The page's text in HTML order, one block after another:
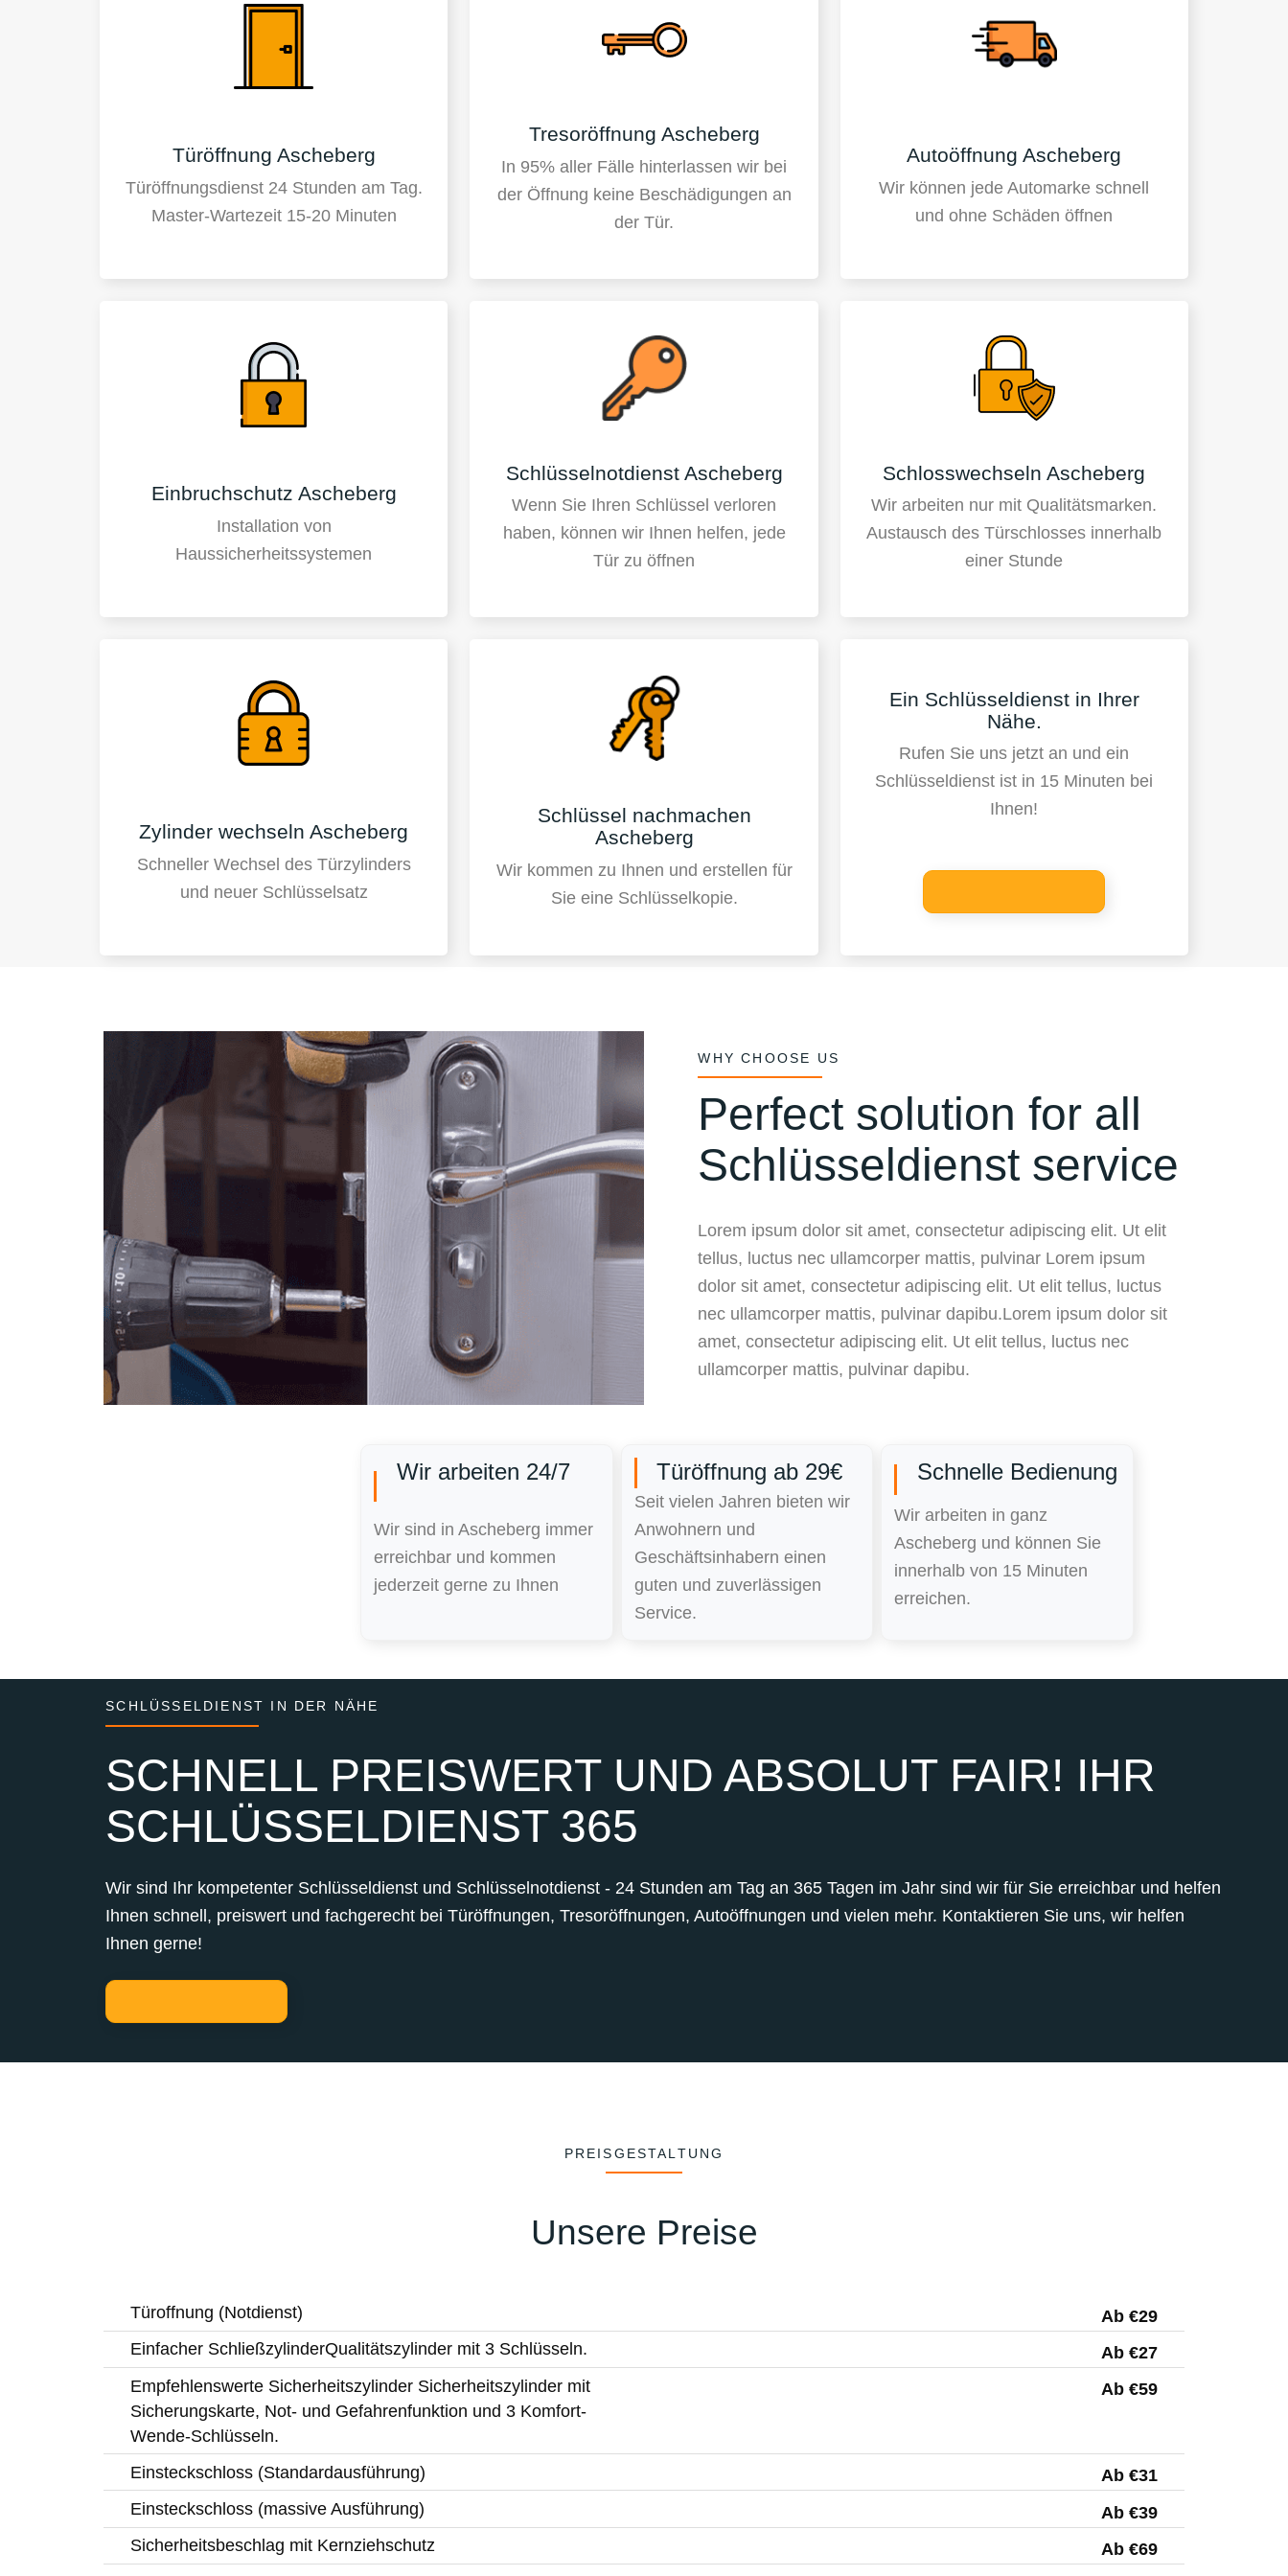
Türöffnung Ascheberg
Türöffnungsdienst 24 Stunden am Tag.
Master-Wartezeit 15-20 Minuten
Tresoröffnung Ascheberg
In 95% aller Fälle hinterlassen wir bei
der Öffnung keine Beschädigungen an
der Tür.
Autoöffnung Ascheberg
Wir können jede Automarke schnell
und ohne Schäden öffnen
Einbruchschutz Ascheberg
Installation von
Haussicherheitssystemen
Schlüsselnotdienst Ascheberg
Wenn Sie Ihren Schlüssel verloren
haben, können wir Ihnen helfen, jede
Tür zu öffnen
Schlosswechseln Ascheberg
Wir arbeiten nur mit Qualitätsmarken.
Austausch des Türschlosses innerhalb
einer Stunde
Zylinder wechseln Ascheberg
Schneller Wechsel des Türzylinders
und neuer Schlüsselsatz
Schlüssel nachmachen
Ascheberg
Wir kommen zu Ihnen und erstellen für
Sie eine Schlüsselkopie.
Ein Schlüsseldienst in Ihrer
Nähe.
Rufen Sie uns jetzt an und ein
Schlüsseldienst ist in 15 Minuten bei
Ihnen!
WHY CHOOSE US
Perfect solution for all
Schlüsseldienst service
Lorem ipsum dolor sit amet, consectetur adipiscing elit. Ut elit
tellus, luctus nec ullamcorper mattis, pulvinar Lorem ipsum
dolor sit amet, consectetur adipiscing elit. Ut elit tellus, luctus
nec ullamcorper mattis, pulvinar dapibu.Lorem ipsum dolor sit
amet, consectetur adipiscing elit. Ut elit tellus, luctus nec
ullamcorper mattis, pulvinar dapibu.
Wir arbeiten 24/7
Wir sind in Ascheberg immer
erreichbar und kommen
jederzeit gerne zu Ihnen
Türöffnung ab 29€
Seit vielen Jahren bieten wir
Anwohnern und
Geschäftsinhabern einen
guten und zuverlässigen
Service.
Schnelle Bedienung
Wir arbeiten in ganz
Ascheberg und können Sie
innerhalb von 15 Minuten
erreichen.
SCHLÜSSELDIENST IN DER NÄHE
SCHNELL PREISWERT UND ABSOLUT FAIR! IHR
SCHLÜSSELDIENST 365
Wir sind Ihr kompetenter Schlüsseldienst und Schlüsselnotdienst - 24 Stunden am Tag an 365 Tagen im Jahr sind wir für Sie erreichbar und helfen
Ihnen schnell, preiswert und fachgerecht bei Türöffnungen, Tresoröffnungen, Autoöffnungen und vielen mehr. Kontaktieren Sie uns, wir helfen
Ihnen gerne!
PREISGESTALTUNG
Unsere Preise
Türoffnung (Notdienst)
Ab €29
Einfacher SchließzylinderQualitätszylinder mit 3 Schlüsseln.
Ab €27
Empfehlenswerte Sicherheitszylinder Sicherheitszylinder mit
Sicherungskarte, Not- und Gefahrenfunktion und 3 Komfort-
Wende-Schlüsseln.
Ab €59
Einsteckschloss (Standardausführung)
Ab €31
Einsteckschloss (massive Ausführung)
Ab €39
Sicherheitsbeschlag mit Kernziehschutz
Ab €69